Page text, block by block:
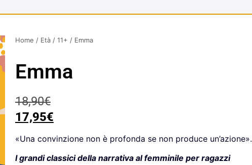
Home / Età / 11+ / Emma
Emma
18,90€
17,95€
«Una convinzione non è profonda se non produce un’azione».
I grandi classici della narrativa al femminile per ragazzi